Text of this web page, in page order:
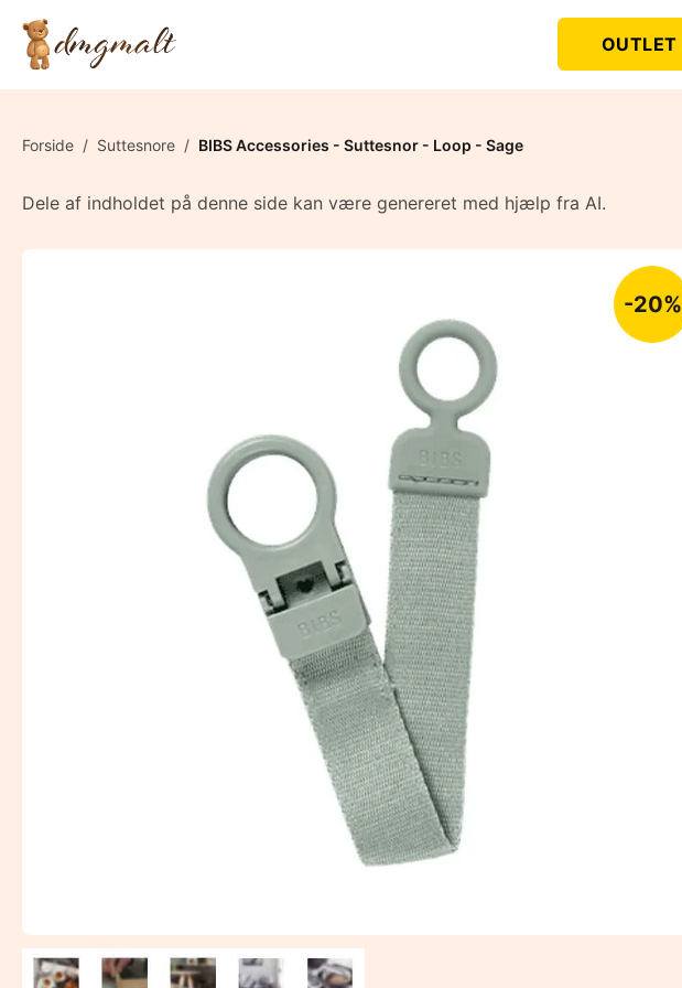
OUTLET
Forside / Suttesnore / BIBS Accessories - Suttesnor - Loop - Sage
Dele af indholdet på denne side kan være genereret med hjælp fra AI.
-20%